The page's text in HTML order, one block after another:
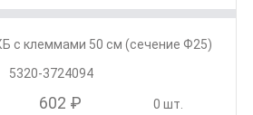
с клеммами 50 см (сечение Ф25)
5320-3724094
602 ₽ 0 шт.